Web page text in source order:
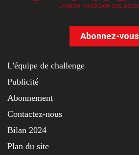
Abonnez-vous
L'équipe de challenge
Publicité
Abonnement
Contactez-nous
Bilan 2024
Plan du site